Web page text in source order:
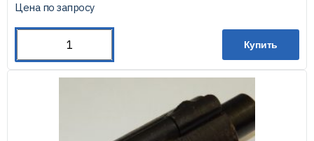
Цена по запросу
Купить